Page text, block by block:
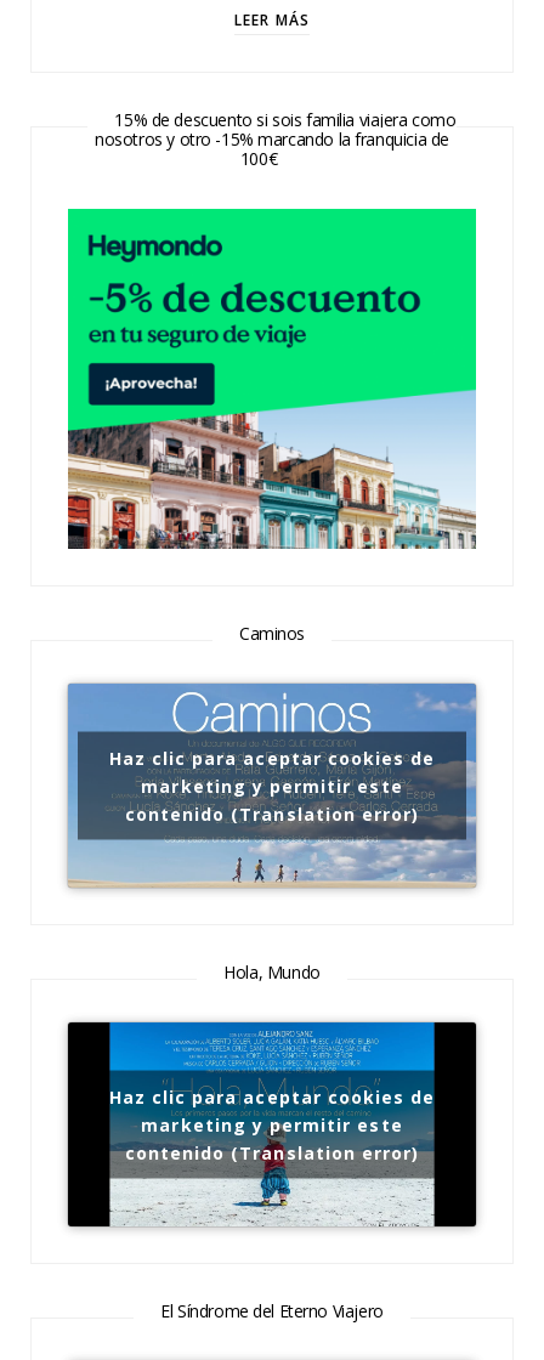
LEER MÁS
15% de descuento si sois familia viajera como
nosotros y otro -15% marcando la franquicia de
100€
Caminos
Haz clic para aceptar cookies de
marketing y permitir este
contenido (Translation error)
Hola, Mundo
Haz clic para aceptar cookies de
marketing y permitir este
contenido (Translation error)
El Síndrome del Eterno Viajero